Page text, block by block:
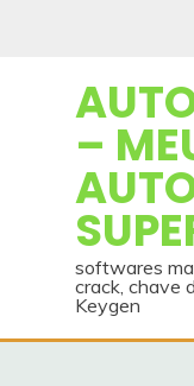
–
softwares
crack, chave
Keygen